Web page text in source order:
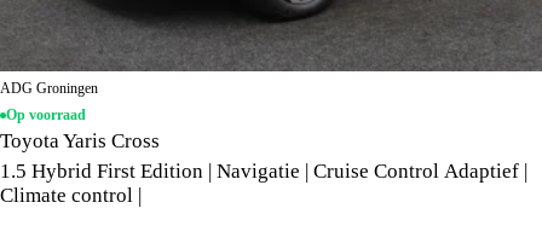
ADG Groningen
Op voorraad
Toyota Yaris Cross
1.5 Hybrid First Edition | Navigatie | Cruise Control Adaptief |
Climate control |